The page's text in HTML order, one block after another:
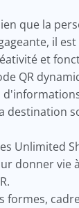
que la
il
et
QR
destination
Unlimited
donner vie
formes,